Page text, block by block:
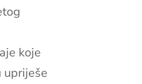
koje
upriješe